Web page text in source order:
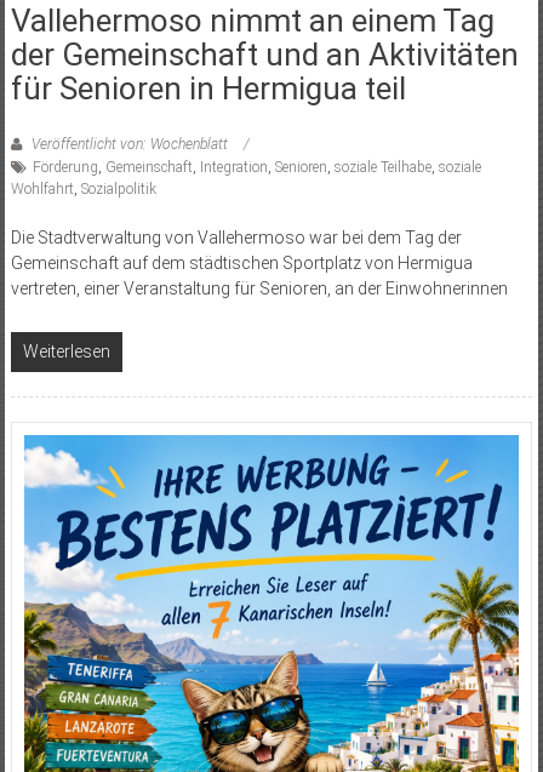
Vallehermoso nimmt an einem Tag
der Gemeinschaft und an Aktivitäten
für Senioren in Hermigua teil
Veröffentlicht von: Wochenblatt
Förderung Gemeinschaft Integration Senioren soziale Teilhabe, soziale
Wohlfahrt Sozialpolitik
Die Stadtverwaltung von Vallehermoso war bei dem Tag der
Gemeinschaft auf dem städtischen Sportplatz von Hermigua
vertreten, einer Veranstaltung für Senioren, an der Einwohnerinnen
Weiterlesen